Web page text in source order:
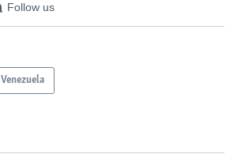
Follow us
Venezuela